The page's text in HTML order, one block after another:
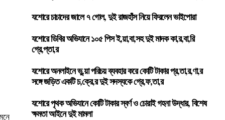
যশোরে চাচাদের জালে ৭ গোল, দুই রাজহাঁস নিয়ে ফিরলেন ভাইপোরা
যশোরে ডিবির অভিযানে ১০৫ পিস ই,য়া,বা,সহ দুই মাদক কা,র,বা,রি
গ্রে,প্তা,র
যশোরে অনলাইনে ভু,য়া পরিচয় ব্যবহার করে কোটি টাকার প্র,তা,র,ণা,র
সঙ্গে জড়িত একটি চ,ক্রে,র দুই সদস্যকে গ্রে,ফ,তা,র
যশোরে পৃথক অভিযানে কোটি টাকার স্বর্ণ ও চোরাই গহনা উদ্ধার, বিশেষ
ক্ষমতা আইনে দুই মামলা